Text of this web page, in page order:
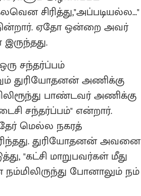
சிரித்து,"அப்படியல்ல..."
நின்றார். ஏதோ ஒன்றை அவர்
சந்தர்ப்பம்
துரியோதனன் அணிக்கு
பாண்டவர் அணிக்கு
சந்தர்ப்பம்" என்றார்.
மெல்ல நகரத்
துரியோதனன் அவனை
"கட்சி மாறுபவர்கள் மீது
போனாலும் நம்